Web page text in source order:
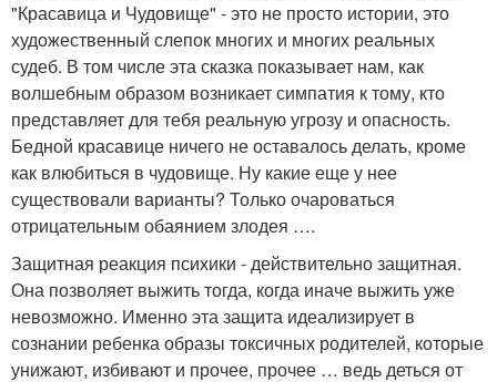
"Красавица и Чудовище" - это не просто истории, это
художественный слепок многих и многих реальных
судеб. В том числе эта сказка показывает нам, как
волшебным образом возникает симпатия к тому, кто
представляет для тебя реальную угрозу и опасность.
Бедной красавице ничего не оставалось делать, кроме
как влюбиться в чудовище. Ну какие еще у нее
существовали варианты? Только очароваться
отрицательным обаянием злодея ….
Защитная реакция психики - действительно защитная.
Она позволяет выжить тогда, когда иначе выжить уже
невозможно. Именно эта защита идеализирует в
сознании ребенка образы токсичных родителей, которые
унижают, избивают и прочее, прочее … ведь деться от